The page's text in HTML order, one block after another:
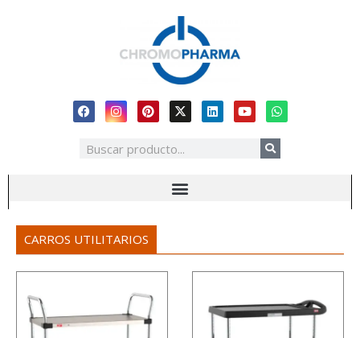
CARROS UTILITARIOS